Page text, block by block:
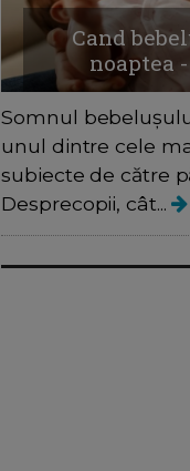
Cand
noaptea
Somnul
unul dintre cele
subiecte de către
Desprecopii, cât...